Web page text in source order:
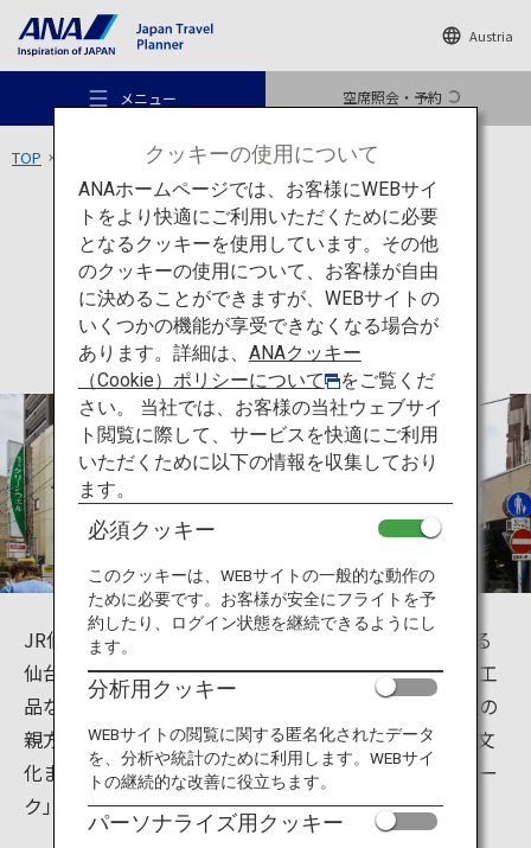
Austria
メニュー 空席照会・予約
おすすめの旅
旅のアイデア
行き先
旅のお役立ち情報
ANA サービス
TOP 仙台朝市
買い物 宮城
仙台朝市
JR仙台駅から歩いて約5分。「仙台の台所」と言われる
仙台朝市は、新鮮な旬の野菜や果物、三陸の鮮魚や加工
品などが所狭しと並び、日々の仕入れに訪れる飲食店の
親方や多くの市民で溢れています。食材から伝統の食文
化までマルチに体験できる正に「仙台の食のテーマパー
ク」です。
クッキーの使用について
ANAホームページでは、お客様にWEBサイ
トをより快適にご利用いただくために必要
となるクッキーを使用しています。その他
のクッキーの使用について、お客様が自由
に決めることができますが、WEBサイトの
いくつかの機能が享受できなくなる場合が
あります。詳細は、 ANAクッキー
（Cookie）ポリシーについて
をご覧くだ
さい。 当社では、お客様の当社ウェブサイ
ト閲覧に際して、サービスを快適にご利用
いただくために以下の情報を収集しており
ます。
必須クッキー
このクッキーは、WEBサイトの一般的な動作の
ために必要です。お客様が安全にフライトを予
約したり、ログイン状態を継続できるようにし
ます。
分析用クッキー
WEBサイトの閲覧に関する匿名化されたデータ
を、分析や統計のために利用します。WEBサイ
トの継続的な改善に役立ちます。
パーソナライズ用クッキー